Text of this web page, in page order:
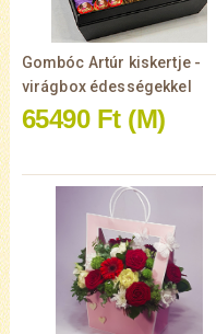
Gombóc Artúr kiskertje -
virágbox édességekkel
65490 Ft (M)